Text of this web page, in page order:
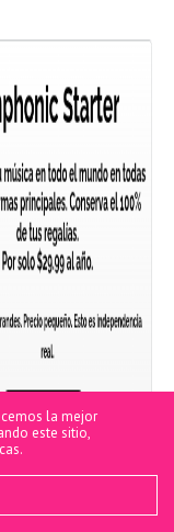
la mejor
este sitio,